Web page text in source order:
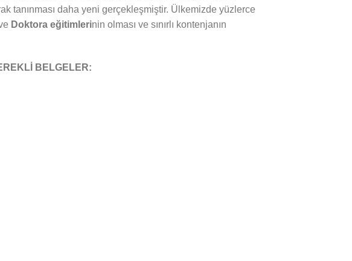
tanınması daha yeni gerçekleşmiştir. Ülkemizde yüzlerce
Doktora eğitimlerinin olması ve sınırlı kontenjanın
BELGELER: